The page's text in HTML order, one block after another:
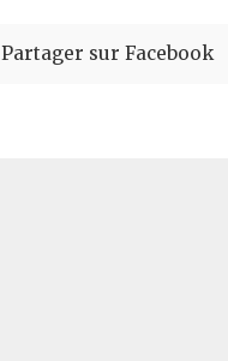
Partager sur Facebook